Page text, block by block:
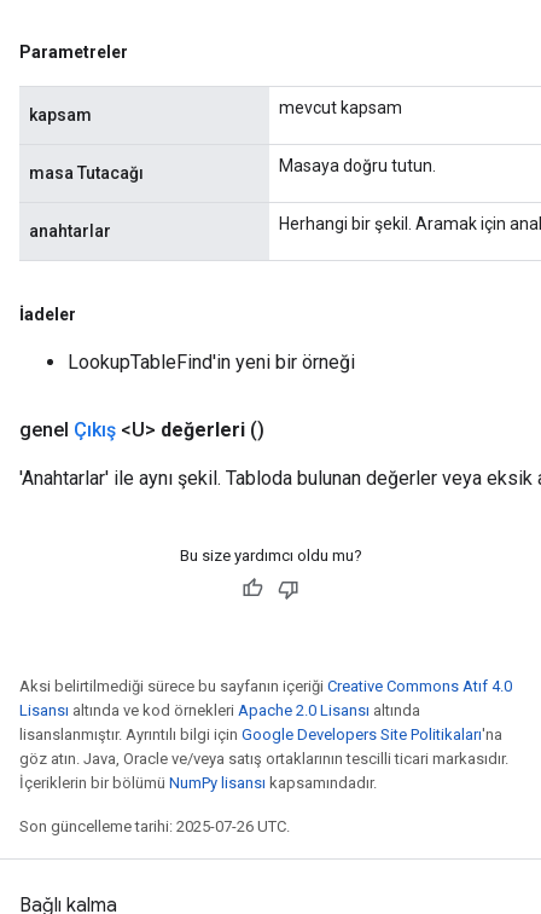
Parametreler
kapsam mevcut kapsam
masa Tutacağı Masaya doğru tutun.
anahtarlar Herhangi bir şekil. Aramak için
İadeler
LookupTableFind'in yeni bir örneği
genel Çıkış <U> değerleri ()
'Anahtarlar' ile aynı şekil. Tabloda bulunan değerler veya
Bu size yardımcı oldu mu?
Aksi belirtilmediği sürece bu sayfanın içeriği Creative Commons Atıf 4.0
Lisansı altında ve kod örnekleri Apache 2.0 Lisansı altında
lisanslanmıştır. Ayrıntılı bilgi için Google Developers Site Politikaları'na
göz atın. Java, Oracle ve/veya satış ortaklarının tescilli ticari markasıdır.
İçeriklerin bir bölümü NumPy lisansı kapsamındadır.
Son güncelleme tarihi: 2025-07-26 UTC.
Bağlı kalma